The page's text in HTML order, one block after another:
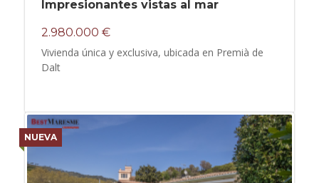
Impresionantes vistas al mar
2.980.000 €
Vivienda única y exclusiva, ubicada en Premià de
Dalt
NUEVA